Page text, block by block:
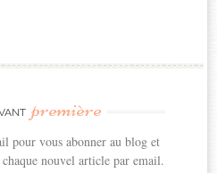
première
pour vous abonner au blog et
nouvel article par email.